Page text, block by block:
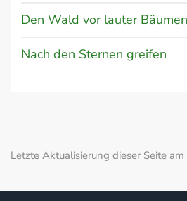
Den Wald vor lauter
Nach den Sternen greifen
Letzte Aktualisierung dieser Seite